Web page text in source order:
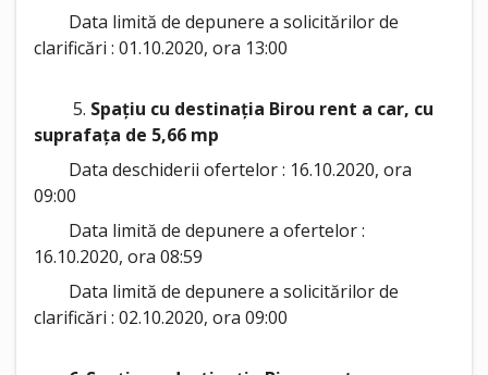
Data limită de depunere a solicitărilor de
clarificări : 01.10.2020, ora 13:00
5. Spațiu cu destinația Birou rent a car, cu
suprafața de 5,66 mp
Data deschiderii ofertelor : 16.10.2020, ora
09:00
Data limită de depunere a ofertelor :
16.10.2020, ora 08:59
Data limită de depunere a solicitărilor de
clarificări : 02.10.2020, ora 09:00